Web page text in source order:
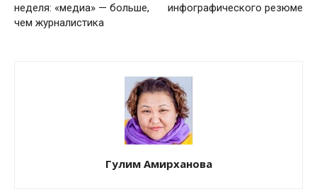
неделя: «медиа» — больше,
чем журналистика
инфографического резюме
Гулим Амирханова